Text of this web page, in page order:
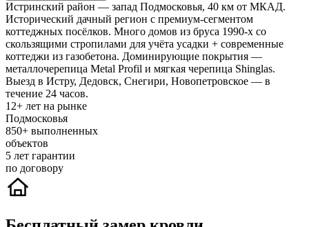
Истринский район — запад Подмосковья, 40 км от МКАД.
Исторический дачный регион с премиум-сегментом
коттеджных посёлков. Много домов из бруса 1990-х со
скользящими стропилами для учёта усадки + современные
коттеджи из газобетона. Доминирующие покрытия —
металлочерепица Metal Profil и мягкая черепица Shinglas.
Выезд в Истру, Дедовск, Снегири, Новопетровское — в
течение 24 часов.
12+ лет на рынке
Подмосковья
850+ выполненных
объектов
5 лет гарантии
по договору